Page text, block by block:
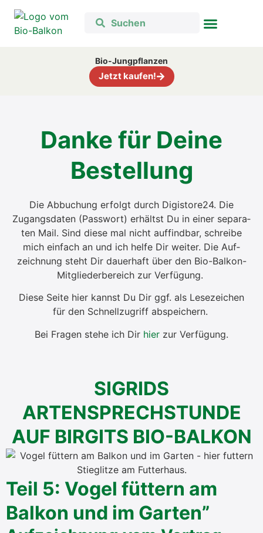
Bio-Jungpflanzen
Jetzt kaufen!
Dan­ke für Dei­ne
Bestel­lung
Die Abbu­chung erfolgt durch Digistore24. Die
Zugangs­da­ten (Pass­wort) erhältst Du in einer sepa­ra­
ten Mail. Sind die­se mal nicht auf­find­bar, schrei­be
mich ein­fach an und ich hel­fe Dir wei­ter. Die Auf­
zeich­nung steht Dir dau­er­haft über den Bio-Bal­kon-
Mit­glie­der­be­reich zur Ver­fü­gung.
Die­se Sei­te hier kannst Du Dir ggf. als Lese­zei­chen
für den Schnell­zu­griff abspei­chern.
Bei Fra­gen ste­he ich Dir hier zur Ver­fü­gung.
SIGRIDS
ARTENSPRECHSTUNDE
AUF BIRGITS BIO-BALKON
Teil 5: Vogel füt­tern am
Bal­kon und im Gar­ten”